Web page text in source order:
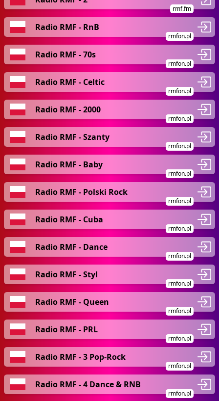
rmf.fm
Radio RMF - RnB
rmfon.pl
Radio RMF - 70s
rmfon.pl
Radio RMF - Celtic
rmfon.pl
Radio RMF - 2000
rmfon.pl
Radio RMF - Szanty
rmfon.pl
Radio RMF - Baby
rmfon.pl
Radio RMF - Polski Rock
rmfon.pl
Radio RMF - Cuba
rmfon.pl
Radio RMF - Dance
rmfon.pl
Radio RMF - Styl
rmfon.pl
Radio RMF - Queen
rmfon.pl
Radio RMF - PRL
rmfon.pl
Radio RMF - 3 Pop-Rock
rmfon.pl
Radio RMF - 4 Dance & RNB
rmfon.pl